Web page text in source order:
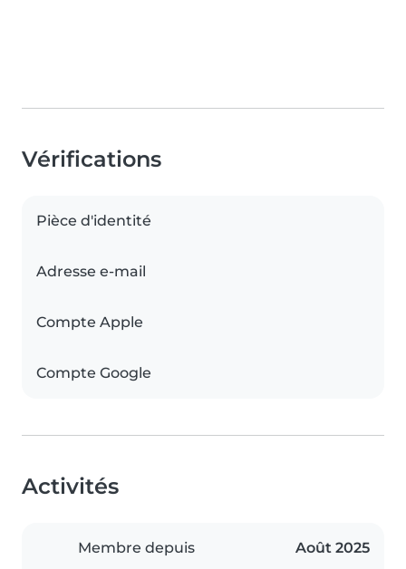
Vérifications
Pièce d'identité
Adresse e-mail
Compte Apple
Compte Google
Activités
Membre depuis Août 2025